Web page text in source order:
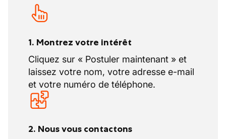
1. Montrez votre intérêt
Cliquez sur « Postuler maintenant » et
laissez votre nom, votre adresse e-mail
et votre numéro de téléphone.
2. Nous vous contactons